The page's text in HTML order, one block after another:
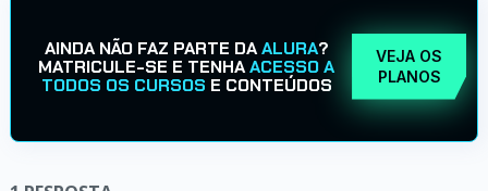
AINDA NÃO FAZ PARTE DAALURA?
MATRICULE-SE E TENHAACESSO A
TODOS OS CURSOS E CONTEÚDOS
VEJA OS
PLANOS